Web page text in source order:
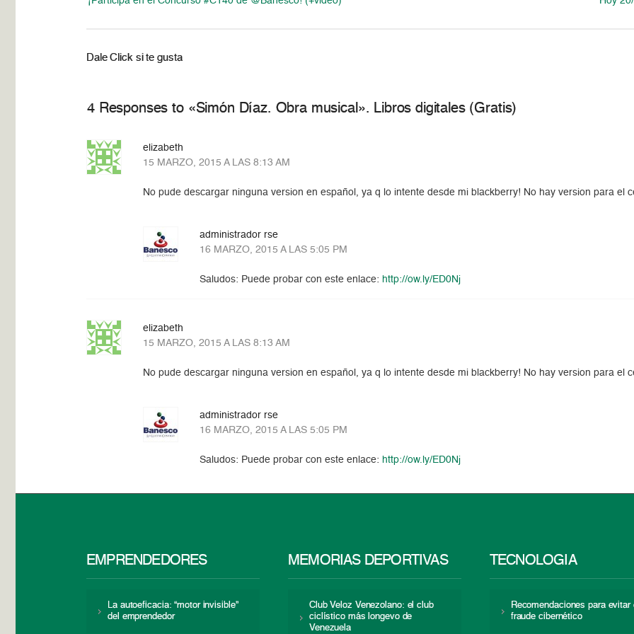
Dale Click si te gusta
4 Responses to «Simón Díaz. Obra musical». Libros digitales (Gratis)
elizabeth
15 MARZO, 2015 A LAS 8:13 AM
No pude descargar ninguna version en español, ya q lo intente desde mi blackberry! No hay version para el
administrador rse
16 MARZO, 2015 A LAS 5:05 PM
Saludos: Puede probar con este enlace: http://ow.ly/ED0Nj
elizabeth
15 MARZO, 2015 A LAS 8:13 AM
No pude descargar ninguna version en español, ya q lo intente desde mi blackberry! No hay version para el
administrador rse
16 MARZO, 2015 A LAS 5:05 PM
Saludos: Puede probar con este enlace: http://ow.ly/ED0Nj
EMPRENDEDORES
La autoeficacia: “motor invisible”
del emprendedor
MEMORIAS DEPORTIVAS
Club Veloz Venezolano: el club
ciclístico más longevo de
Venezuela
TECNOLOGÍA
Recomendaciones para evitar
fraude cibernético